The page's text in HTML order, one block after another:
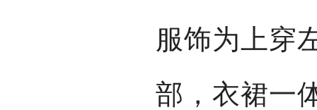
服饰为上穿
部，衣裙一